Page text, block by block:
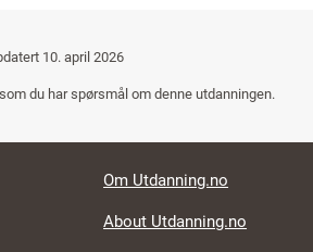
10. april 2026
du har spørsmål om denne utdanningen.
Footer links
Om Utdanning.no
About Utdanning.no